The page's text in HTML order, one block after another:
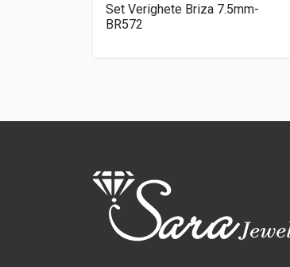
Set Verighete Briza 7.5mm-
BR572